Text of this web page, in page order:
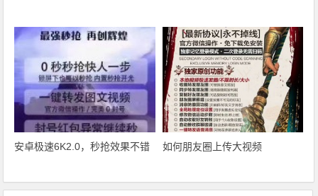
安卓极速6K2.0，秒抢效果不错 如何朋友圈上传大视频